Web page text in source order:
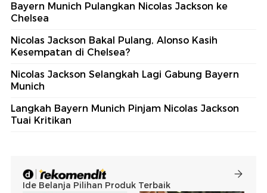
Bayern Munich Pulangkan Nicolas Jackson ke
Chelsea
Nicolas Jackson Bakal Pulang, Alonso Kasih
Kesempatan di Chelsea?
Nicolas Jackson Selangkah Lagi Gabung Bayern
Munich
Langkah Bayern Munich Pinjam Nicolas Jackson
Tuai Kritikan